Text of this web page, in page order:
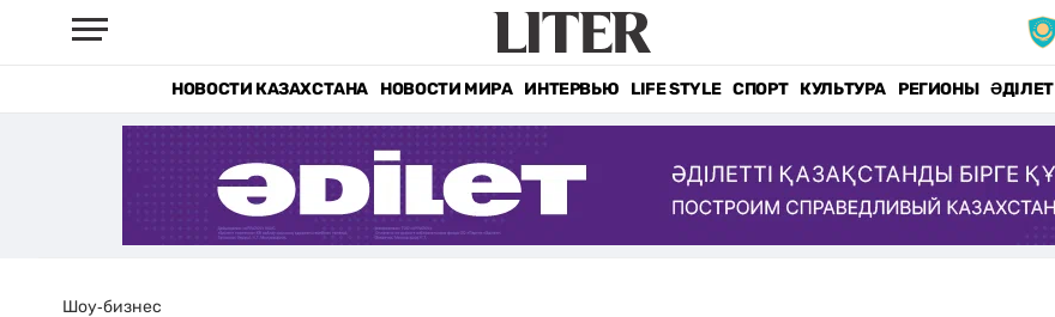
НОВОСТИ КАЗАХСТАНА НОВОСТИ МИРА ИНТЕРВЬЮ LIFE STYLE СПОРТ КУЛЬТУРА РЕГИОНЫ ӘДІЛЕТ
Шоу-бизнес